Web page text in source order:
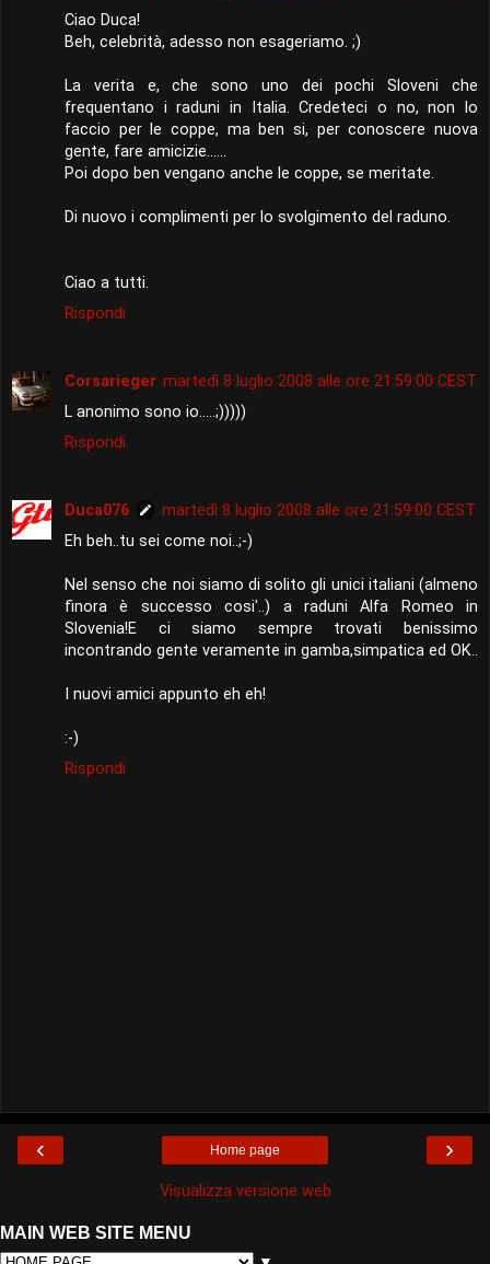
Ciao Duca!
Beh, celebrità, adesso non esageriamo. ;)
La verita e, che sono uno dei pochi Sloveni che
frequentano i raduni in Italia. Credeteci o no, non lo
faccio per le coppe, ma ben si, per conoscere nuova
gente, fare amicizie......
Poi dopo ben vengano anche le coppe, se meritate.
Di nuovo i complimenti per lo svolgimento del raduno.
Ciao a tutti.
Rispondi
Corsarieger martedì 8 luglio 2008 alle ore 21:59:00 CEST
L anonimo sono io.....;)))))
Rispondi
Duca076
martedì 8 luglio 2008 alle ore 21:59:00 CEST
Eh beh..tu sei come noi..;-)
Nel senso che noi siamo di solito gli unici italiani (almeno
finora è successo cosi'..) a raduni Alfa Romeo in
Slovenia!E ci siamo sempre trovati benissimo
incontrando gente veramente in gamba,simpatica ed OK..
I nuovi amici appunto eh eh!
:-)
Rispondi
‹ ›
Home page
Visualizza versione web
MAIN WEB SITE MENU